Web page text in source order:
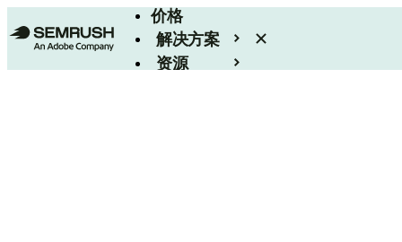
价格
解决方案
资源